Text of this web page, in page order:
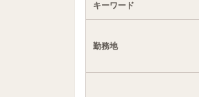
キーワード
勤務地